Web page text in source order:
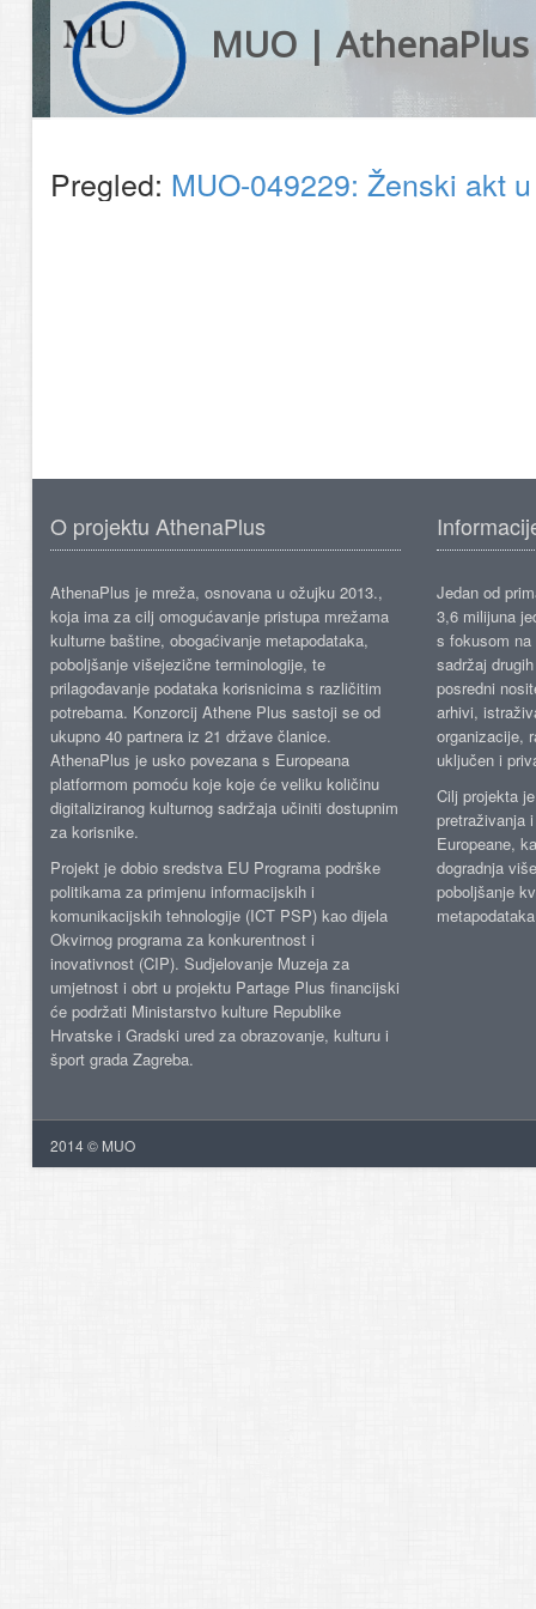
MUO | AthenaPlus
Pregled: MUO-049229: Ženski akt
O projektu AthenaPlus
AthenaPlus je mreža, osnovana u ožujku 2013.,
koja ima za cilj omogućavanje pristupa mrežama
kulturne baštine, obogaćivanje metapodataka,
poboljšanje višejezične terminologije, te
prilagođavanje podataka korisnicima s različitim
potrebama. Konzorcij Athene Plus sastoji se od
ukupno 40 partnera iz 21 države članice.
AthenaPlus je usko povezana s Europeana
platformom pomoću koje koje će veliku količinu
digitaliziranog kulturnog sadržaja učiniti dostupnim
za korisnike.
Projekt je dobio sredstva EU Programa podrške
politikama za primjenu informacijskih i
komunikacijskih tehnologije (ICT PSP) kao dijela
Okvirnog programa za konkurentnost i
inovativnost (CIP). Sudjelovanje Muzeja za
umjetnost i obrt u projektu Partage Plus financijski
će podržati Ministarstvo kulture Republike
Hrvatske i Gradski ured za obrazovanje, kulturu i
šport grada Zagreba.
Jedan od
3,6 milijuna
s fokusom
sadržaj
posredni
arhivi,
organizacije,
uključen i
Cilj projekta
pretraživanja
Europeane,
dogradnja
poboljšanje
2014 © MUO